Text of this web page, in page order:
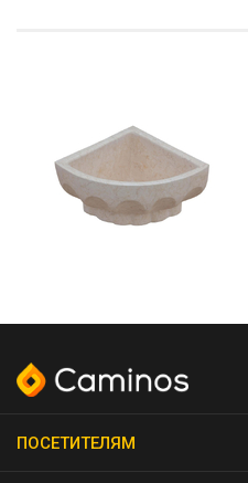
ПОСЕТИТЕЛЯМ